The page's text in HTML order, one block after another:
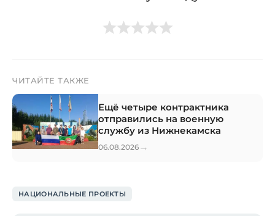
ЧИТАЙТЕ ТАКЖЕ
Ещё четыре контрактника
отправились на военную
службу из Нижнекамска
06.08.2026 →
НАЦИОНАЛЬНЫЕ ПРОЕКТЫ